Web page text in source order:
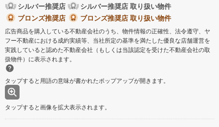
シルバー推奨店
シルバー推奨店 取り扱い物件
ブロンズ推奨店
ブロンズ推奨店 取り扱い物件
広告商品を購入している不動産会社のうち、物件情報の正確性、法令遵守、ヤ
フー不動産における成約実績等、当社所定の基準を満たした優良な店舗運営を
実践していると認めた不動産会社（もしくは当該認定を受けた不動産会社の取
扱物件）に表示されます。
タップすると用語の意味が書かれたポップアップが開きます。
タップすると画像を拡大表示されます。